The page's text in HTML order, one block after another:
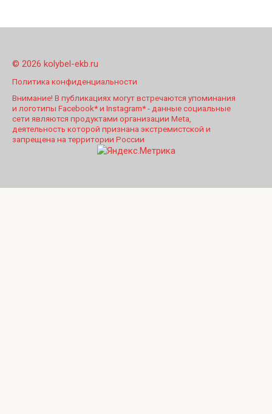
© 2026 kolybel-ekb.ru
Политика конфиденциальности
Внимание! В публикациях могут встречаются упоминания
и логотипы Facebook* и Instagram* - данные социальные
сети являются продуктами организации Meta,
деятельность которой признана экстремистской и
запрещена на территории России